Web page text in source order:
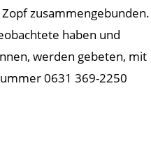
zusammengebunden.
haben und
werden gebeten, mit
0631 369-2250